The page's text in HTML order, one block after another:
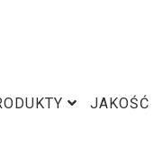
JAKOŚĆ